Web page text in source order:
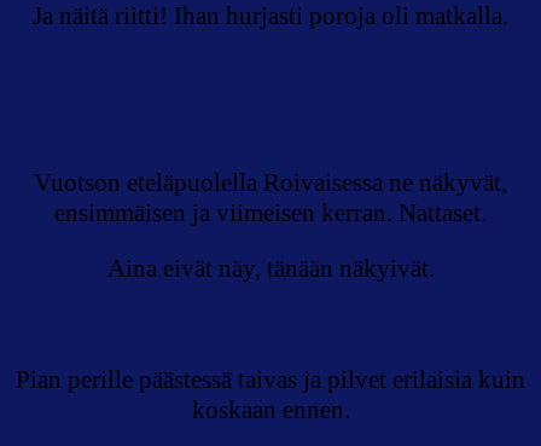
Ja näitä riitti! Ihan hurjasti poroja oli matkalla.
Vuotson eteläpuolella Roivaisessa ne näkyvät,
ensimmäisen ja viimeisen kerran. Nattaset.
Aina eivät näy, tänään näkyivät.
Pian perille päästessä taivas ja pilvet erilaisia kuin
koskaan ennen.